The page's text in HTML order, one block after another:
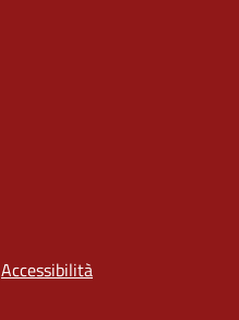
Accessibilità